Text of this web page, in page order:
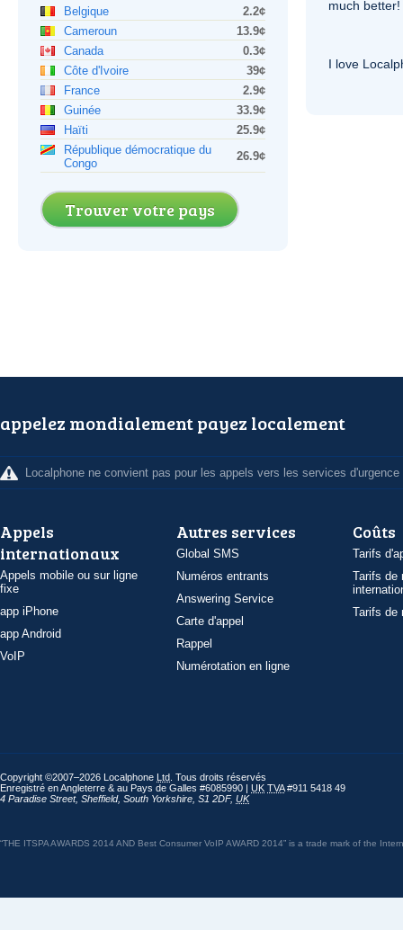
Belgique
2.2¢
Cameroun
13.9¢
Canada
0.3¢
Côte d'Ivoire
39¢
France
2.9¢
Guinée
33.9¢
Haïti
25.9¢
République démocratique du
Congo
26.9¢
Trouver votre pays
much better!
I love
appelez mondialement payez localement
Localphone ne convient pas pour les appels vers les services d'urgence
Appels
internationaux
Appels mobile ou sur ligne
fixe
app iPhone
app Android
VoIP
Autres services
Global SMS
Numéros entrants
Answering Service
Carte d'appel
Rappel
Numérotation en ligne
Coûts
Tarifs
Tarifs de
Tarifs de
Copyright ©2007–2026 Localphone Ltd . Tous droits réservés
Enregistré en Angleterre & au Pays de Galles #6085990 | UK TVA#911 5418 49
4 Paradise Street, Sheffield, South Yorkshire S1 2DF, UK
“THE ITSPA AWARDS 2014 AND Best Consumer VoIP AWARD 2014” is a trade mark of the